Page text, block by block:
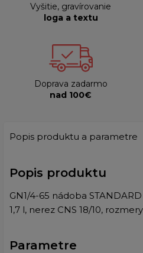
Vyšitie, gravírovanie
loga a textu
Doprava zadarmo
nad 100€
Popis produktu a parametre
Popis produktu
GN1/4-65 nádoba
1,7 l, nerez CNS 18/10,
Parametre